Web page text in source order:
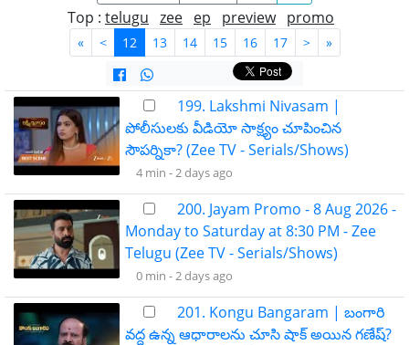
Top : telugu zee ep preview promo
« < 12 13 14 15 16 17 > »
199. Lakshmi Nivasam |
పోలీసులకు వీడియో సాక్ష్యం చూపించిన
సౌపర్నికా? (Zee TV - Serials/Shows)
4 min -2 days ago
200. Jayam Promo - 8 Aug 2026 -
Monday to Saturday at 8:30 PM - Zee
Telugu (Zee TV - Serials/Shows)
0 min -2 days ago
201. Kongu Bangaram | బంగారి
వద్ద ఉన్న ఆధారాలను చూసి షాక్ అయిన గణేష్?